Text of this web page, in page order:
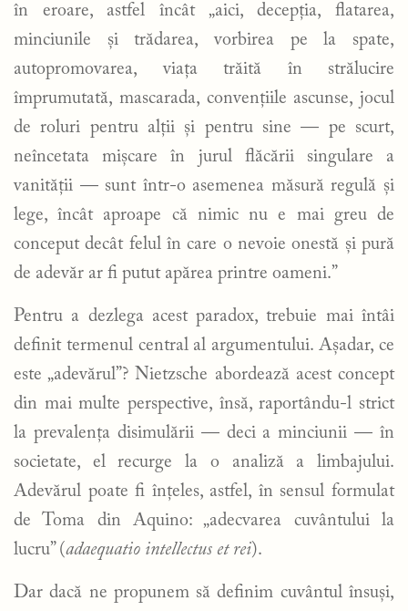
în eroare, astfel încât „aici, decepția, flatarea,
minciunile și trădarea, vorbirea pe la spate,
autopromovarea, viața trăită în strălucire
împrumutată, mascarada, convențiile ascunse, jocul
de roluri pentru alții și pentru sine — pe scurt,
neîncetata mișcare în jurul flăcării singulare a
vanității — sunt într-o asemenea măsură regulă și
lege, încât aproape că nimic nu e mai greu de
conceput decât felul în care o nevoie onestă și pură
de adevăr ar fi putut apărea printre oameni.”
Pentru a dezlega acest paradox, trebuie mai întâi
definit termenul central al argumentului. Așadar, ce
este „adevărul”? Nietzsche abordează acest concept
din mai multe perspective, însă, raportându-l strict
la prevalența disimulării — deci a minciunii — în
societate, el recurge la o analiză a limbajului.
Adevărul poate fi înțeles, astfel, în sensul formulat
de Toma din Aquino: „adecvarea cuvântului la
lucru” (adaequatio intellectus et rei).
Dar dacă ne propunem să definim cuvântul însuși,